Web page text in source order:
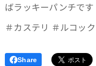
ばラッキーパンチです
＃カステリ ＃ルコッ
Share